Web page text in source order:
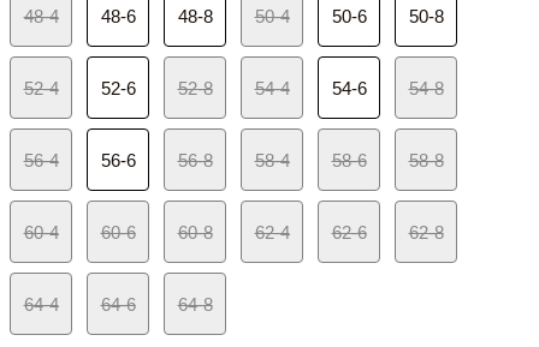
48-4 48-6 48-8 50-4 50-6 50-8
52-4 52-6 52-8 54-4 54-6 54-8
56-4 56-6 56-8 58-4 58-6 58-8
60-4 60-6 60-8 62-4 62-6 62-8
64-4 64-6 64-8